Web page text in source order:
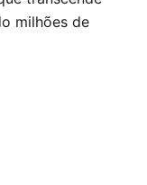
milhões de